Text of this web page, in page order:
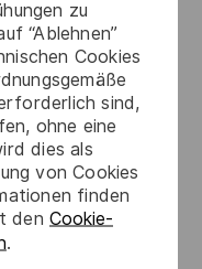
zu
“Ablehnen”
Cookies
sind,
ohne eine
dies als
von Cookies
finden
den Cookie-
.
reconnait
notre meilleur
!
à des
de la défense
l'objet d'une
aux
1 et suivants du
SGDSN/PSE